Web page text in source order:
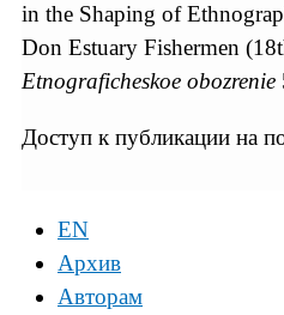
in the Shaping of
Don Estuary Fishermen
Etnograficheskoe obozrenie
Доступ к публикации на
EN
Архив
Авторам